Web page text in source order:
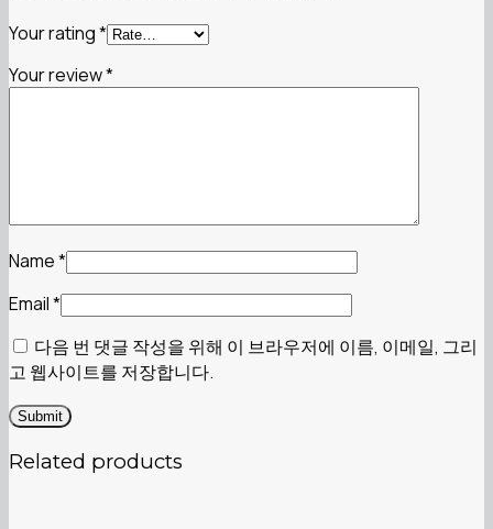
Your rating*
Your review*
Name*
Email*
다음 번 댓글 작성을 위해 이 브라우저에 이름, 이메일, 그리
고 웹사이트를 저장합니다.
Related products